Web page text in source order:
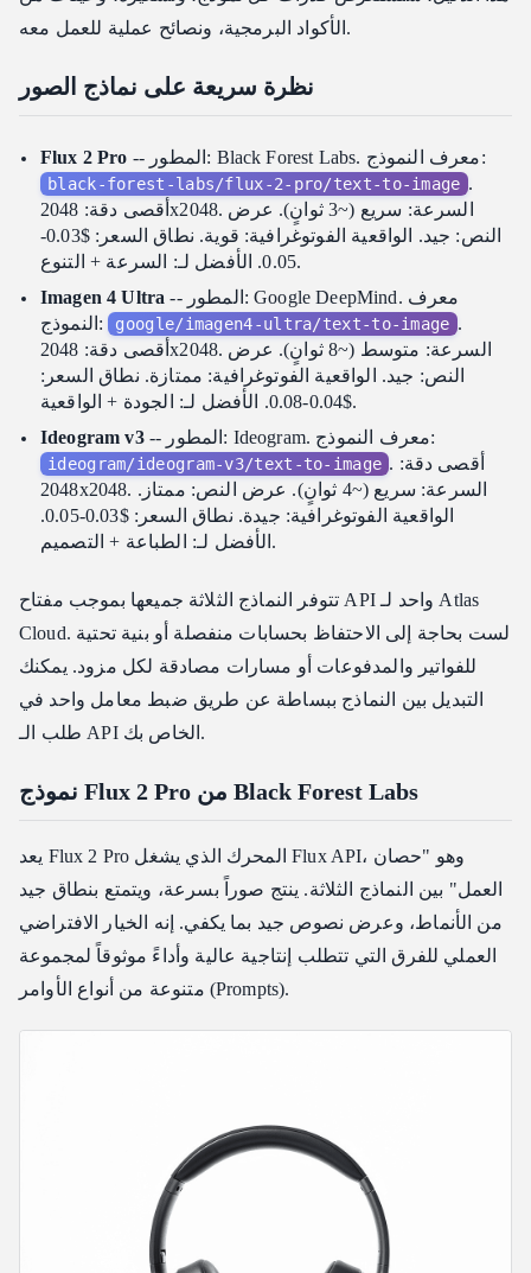
Ideogram v3: الطباعة والتصميم
أي نموذج يجب أن تختاره الفرق؟
هل أحتاج إلى مفاتيح API منفصلة لكل نموذج؟
ما الدقة التي يجب أن أستخدمها؟
هل يمكنني استخدام الصور المولدة تجارياً؟
ما هي نسب العرض إلى الارتفاع المدعومة؟
كيف تقارن هذه النماذج بـ DALL-E وMidjourney؟
ابدأ العمل
مقالات ذات صلة
الأكواد البرمجية، ونصائح عملية للعمل معه.
نظرة سريعة على نماذج الصور
Flux 2 Pro -- المطور: Black Forest Labs. معرف النموذج:
black-forest-labs/flux-2-pro/text-to-image .
أقصى دقة: 2048x2048. السرعة: سريع (~3 ثوانٍ). عرض
النص: جيد. الواقعية الفوتوغرافية: قوية. نطاق السعر: $0.03-
0.05. الأفضل لـ: السرعة + التنوع.
Imagen 4 Ultra -- المطور: Google DeepMind. معرف
النموذج: google/imagen4-ultra/text-to-image .
أقصى دقة: 2048x2048. السرعة: متوسط (~8 ثوانٍ). عرض
النص: جيد. الواقعية الفوتوغرافية: ممتازة. نطاق السعر:
$0.04-0.08. الأفضل لـ: الجودة + الواقعية.
Ideogram v3
-- المطور: Ideogram. معرف النموذج:
ideogram/ideogram-v3/text-to-image . أقصى دقة:
2048x2048. السرعة: سريع (~4 ثوانٍ). عرض النص: ممتاز.
الواقعية الفوتوغرافية: جيدة. نطاق السعر: $0.03-0.05.
الأفضل لـ: الطباعة + التصميم.
تتوفر النماذج الثلاثة جميعها بموجب مفتاح API واحد لـ Atlas
Cloud. لست بحاجة إلى الاحتفاظ بحسابات منفصلة أو بنية تحتية
للفواتير والمدفوعات أو مسارات مصادقة لكل مزود. يمكنك
التبديل بين النماذج ببساطة عن طريق ضبط معامل واحد في
طلب الـ API الخاص بك.
نموذج Flux 2 Pro من Black Forest Labs
يعد Flux 2 Pro المحرك الذي يشغل Flux API، وهو "حصان
العمل" بين النماذج الثلاثة. ينتج صوراً بسرعة، ويتمتع بنطاق جيد
من الأنماط، وعرض نصوص جيد بما يكفي. إنه الخيار الافتراضي
العملي للفرق التي تتطلب إنتاجية عالية وأداءً موثوقاً لمجموعة
متنوعة من أنواع الأوامر (Prompts).